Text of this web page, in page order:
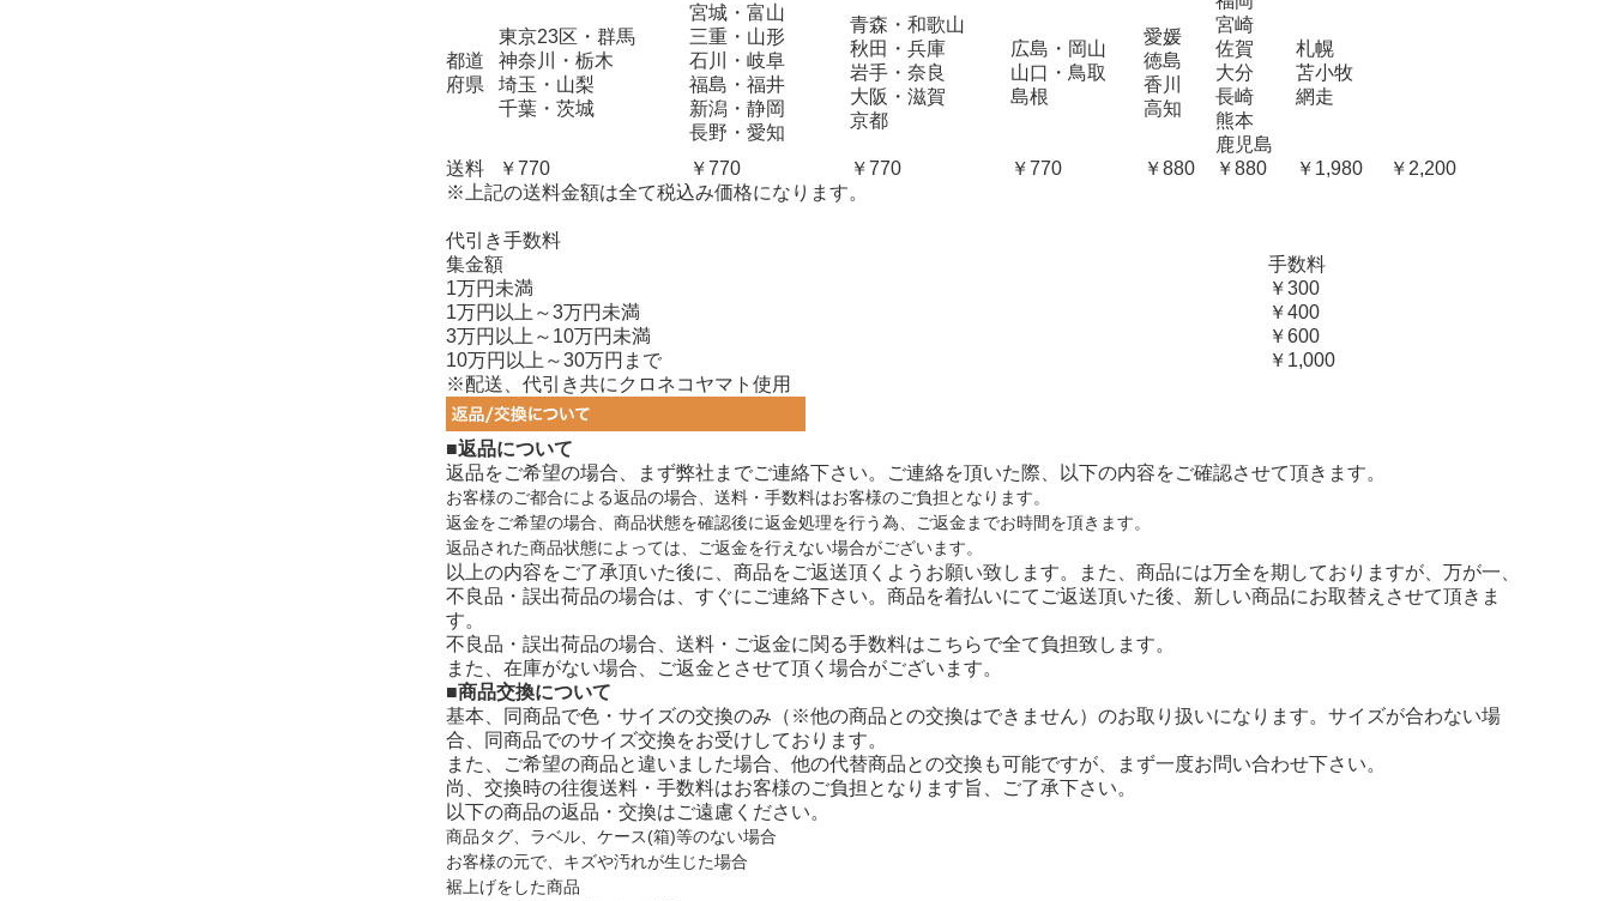
都道
府県
東京23区・群馬
神奈川・栃木
埼玉・山梨
千葉・茨城
宮城・富山
三重・山形
石川・岐阜
福島・福井
新潟・静岡
長野・愛知
青森・和歌山
秋田・兵庫
岩手・奈良
大阪・滋賀
京都
広島・岡山
山口・鳥取
島根
愛媛
徳島
香川
高知
宮崎
佐賀
大分
長崎
熊本
鹿児島
札幌
苫小牧
網走
送料 ￥770 ￥770 ￥770 ￥770 ￥880 ￥880 ￥1,980
￥2,200
※上記の送料金額は全て税込み価格になります。
代引き手数料
集金額
手数料
1万円未満
￥300
1万円以上～3万円未満
￥400
3万円以上～10万円未満
￥600
10万円以上～30万円まで
￥1,000
※配送、代引き共にクロネコヤマト使用
■返品について
返品をご希望の場合、まず弊社までご連絡下さい。ご連絡を頂いた際、以下の内容をご確認させて頂きます。
お客様のご都合による返品の場合、送料・手数料はお客様のご負担となります。
返金をご希望の場合、商品状態を確認後に返金処理を行う為、ご返金までお時間を頂きます。
返品された商品状態によっては、ご返金を行えない場合がございます。
以上の内容をご了承頂いた後に、商品をご返送頂くようお願い致します。また、商品には万全を期しておりますが、万が一、
不良品・誤出荷品の場合は、すぐにご連絡下さい。商品を着払いにてご返送頂いた後、新しい商品にお取替えさせて頂きま
す。
不良品・誤出荷品の場合、送料・ご返金に関る手数料はこちらで全て負担致します。
また、在庫がない場合、ご返金とさせて頂く場合がございます。
■商品交換について
基本、同商品で色・サイズの交換のみ（※他の商品との交換はできません）のお取り扱いになります。サイズが合わない場
合、同商品でのサイズ交換をお受けしております。
また、ご希望の商品と違いました場合、他の代替商品との交換も可能ですが、まず一度お問い合わせ下さい。
尚、交換時の往復送料・手数料はお客様のご負担となります旨、ご了承下さい。
以下の商品の返品・交換はご遠慮ください。
商品タグ、ラベル、ケース(箱)等のない場合
お客様の元で、キズや汚れが生じた場合
裾上げをした商品